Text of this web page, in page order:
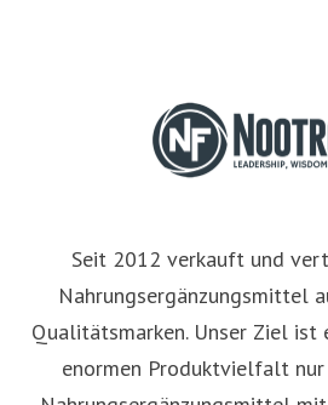
Seit 2012 verkauft und
Nahrungsergänzungsmittel
Qualitätsmarken. Unser Ziel ist
enormen Produktvielfalt